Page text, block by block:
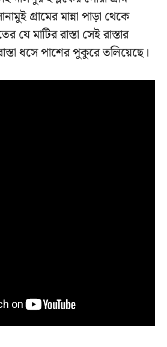
গ্রামের মান্না পাড়া থেকে
যে মাটির রাস্তা সেই রাস্তার
ধসে পাশের পুকুরে তলিয়েছে।